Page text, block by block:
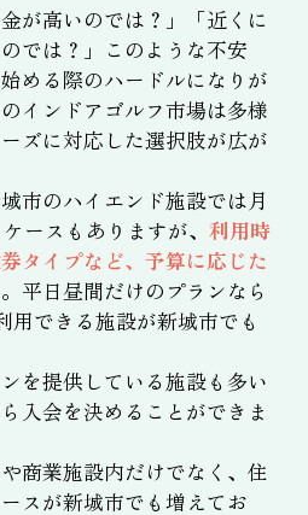
が高いのでは？」「近くに
では？」このような不安
める際のハードルになりが
インドアゴルフ市場は多様
ズに対応した選択肢が広が
市のハイエンド施設では月
ースもありますが、 利用時
タイプなど、予算に応じた
。平日昼間だけのプランなら
用できる施設が新城市でも
を提供している施設も多い
入会を決めることができま
商業施設内だけでなく、住
スが新城市でも増えてお